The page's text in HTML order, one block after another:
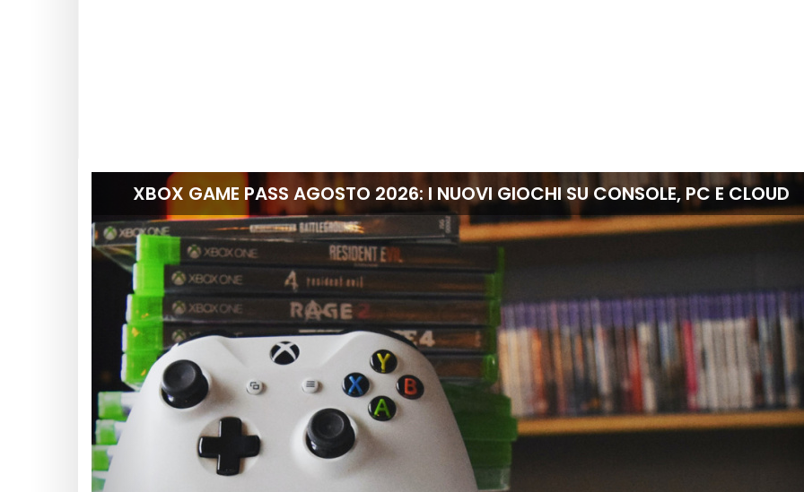
CAMPIONATI EUROPEI DI NUOTO: PROGRAMMA E ORARI DELLE GARE DI TUFFI E
DALLA PIATTAFORMA